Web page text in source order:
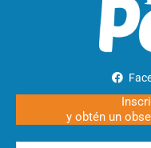
y obtén un